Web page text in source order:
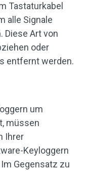
Tastaturkabel
alle Signale
Diese Art von
oder
entfernt werden.
um
müssen
Ihrer
Keyloggern
Gegensatz zu